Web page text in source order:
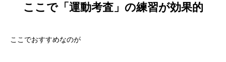
ここで「運動考査」の練習が効果的
ここでおすすめなのが